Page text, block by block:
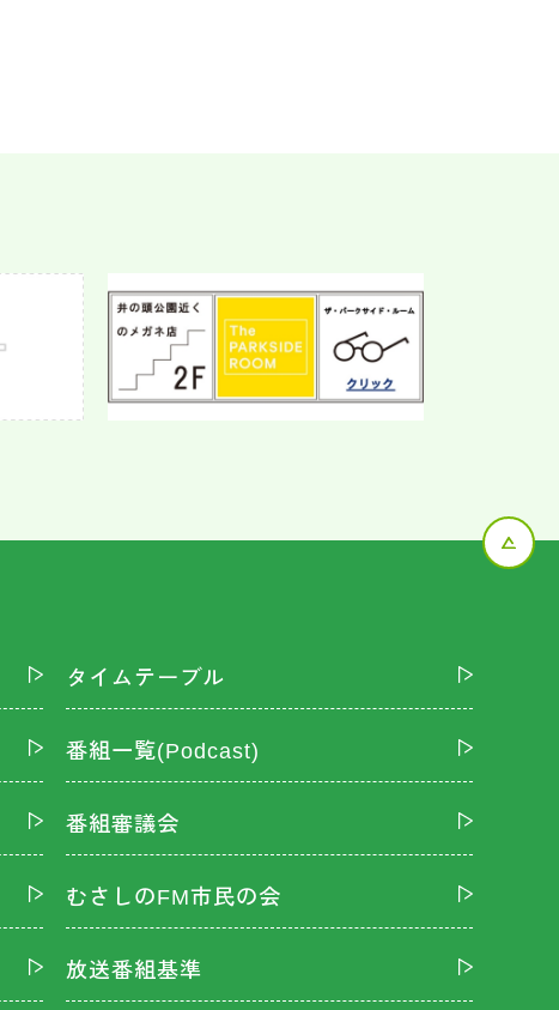
タイムテーブル
番組一覧(Podcast)
番組審議会
むさしのFM市民の会
放送番組基準